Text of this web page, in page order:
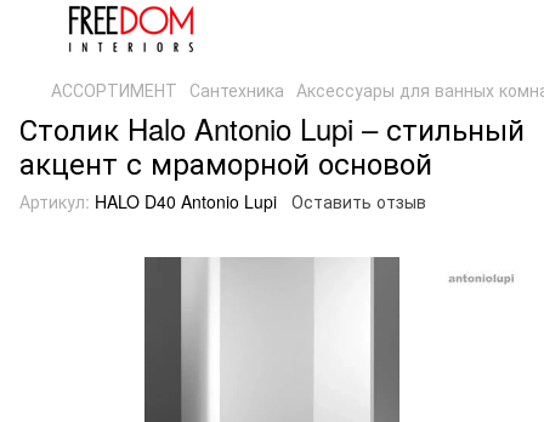
АССОРТИМЕНТ Сантехника Аксессуары для ванных
Столик Halo Antonio Lupi – стильный
акцент с мраморной основой
Артикул: HALO D40 Antonio Lupi Оставить отзыв